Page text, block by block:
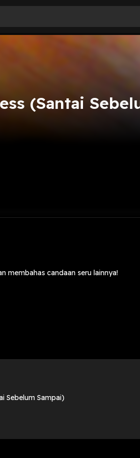
(Santai
membahas candaan seru lainnya!
Sebelum Sampai)